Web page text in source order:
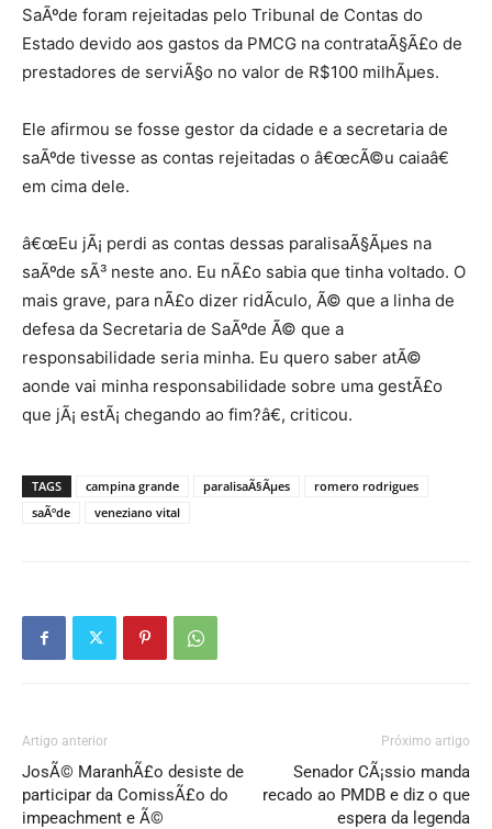
SaÃºde foram rejeitadas pelo Tribunal de Contas do
Estado devido aos gastos da PMCG na contrataÃ§Ã£o de
prestadores de serviÃ§o no valor de R$100 milhÃµes.
Ele afirmou se fosse gestor da cidade e a secretaria de
saÃºde tivesse as contas rejeitadas o â€œcÃ©u caiaâ€
em cima dele.
â€œEu jÃ¡ perdi as contas dessas paralisaÃ§Ãµes na
saÃºde sÃ³ neste ano. Eu nÃ£o sabia que tinha voltado. O
mais grave, para nÃ£o dizer ridÃ­culo, Ã© que a linha de
defesa da Secretaria de SaÃºde Ã© que a
responsabilidade seria minha. Eu quero saber atÃ©
aonde vai minha responsabilidade sobre uma gestÃ£o
que jÃ¡ estÃ¡ chegando ao fim?â€, criticou.
TAGS campina grande paralisaÃ§Ãµes
romero rodrigues
saÃºde
veneziano vital
Artigo anterior
JosÃ© MaranhÃ£o desiste de
participar da ComissÃ£o do
impeachment e Ã©
Próximo artigo
Senador CÃ¡ssio manda
recado ao PMDB e diz o que
espera da legenda